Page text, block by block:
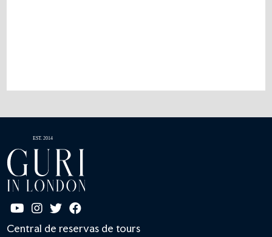
Central de reservas de tours